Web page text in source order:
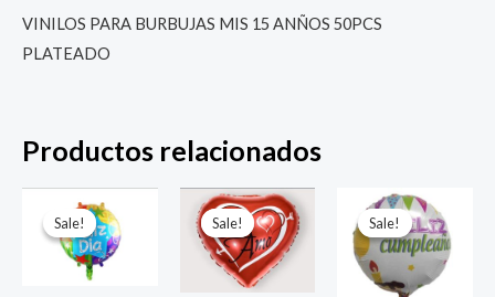
VINILOS PARA BURBUJAS MIS 15 ANÑOS 50PCS
PLATEADO
Productos relacionados
Sale!
Sale!precio
original
era:
$ 4.000.
Sale!
Sale!
El
precio
original
era:
$ 4.000.
precio
actual
Sale!
Sale!
El
precio
original
era:
$ 4.000.